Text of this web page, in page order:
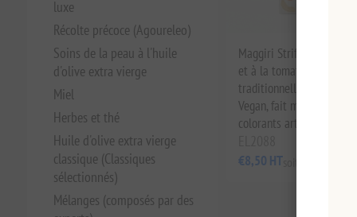
luxe
Récolte précoce (Agoureleo)
Soins de la peau à l'huile
d'olive extra vierge
Miel
Herbes et thé
Huile d'olive extra vierge
classique (Classiques
sélectionnés)
Mélanges (composés par des
Maggiri Striftaria à la
et à la tomate - Pâtes
traditionnelles
Vegan, fait main à
colorants artificiels
€8,50 HTsoit €34,00 le 1